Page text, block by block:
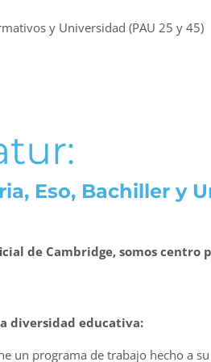
y Universidad (PAU 25 y 45)
Eso, Bachiller y
de Cambridge, somos
diversidad educativa:
un programa de trabajo hecho a